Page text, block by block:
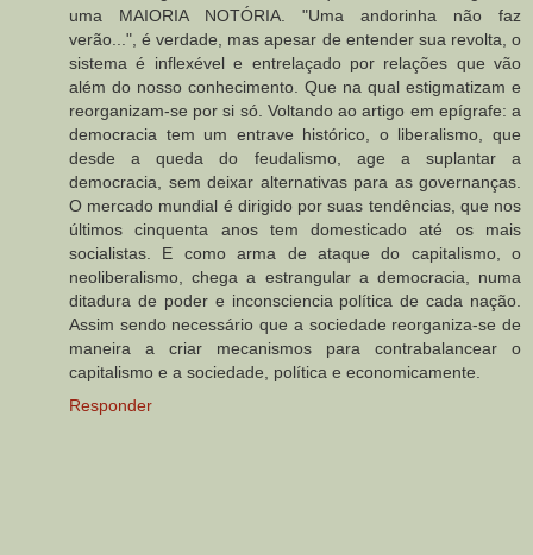
uma MAIORIA NOTÓRIA. "Uma andorinha não faz
verão...", é verdade, mas apesar de entender sua revolta, o
sistema é inflexével e entrelaçado por relações que vão
além do nosso conhecimento. Que na qual estigmatizam e
reorganizam-se por si só. Voltando ao artigo em epígrafe: a
democracia tem um entrave histórico, o liberalismo, que
desde a queda do feudalismo, age a suplantar a
democracia, sem deixar alternativas para as governanças.
O mercado mundial é dirigido por suas tendências, que nos
últimos cinquenta anos tem domesticado até os mais
socialistas. E como arma de ataque do capitalismo, o
neoliberalismo, chega a estrangular a democracia, numa
ditadura de poder e inconsciencia política de cada nação.
Assim sendo necessário que a sociedade reorganiza-se de
maneira a criar mecanismos para contrabalancear o
capitalismo e a sociedade, política e economicamente.
Responder